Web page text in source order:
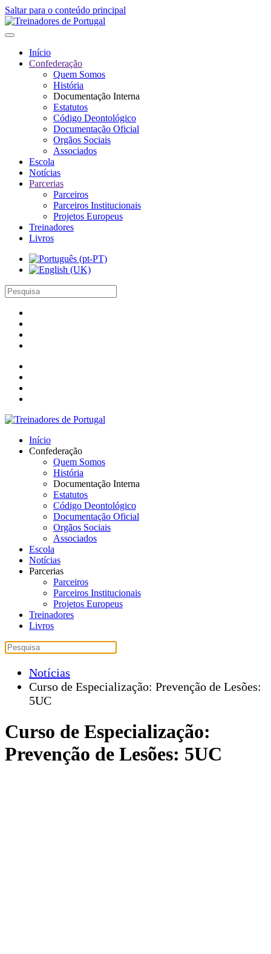
Saltar para o conteúdo principal
Início
Confederação
Quem Somos
História
Documentação Interna
Estatutos
Código Deontológico
Documentação Oficial
Orgãos Sociais
Associados
Escola
Notícias
Parcerias
Parceiros
Parceiros Institucionais
Projetos Europeus
Treinadores
Livros
Início
Confederação
Quem Somos
História
Documentação Interna
Estatutos
Código Deontológico
Documentação Oficial
Orgãos Sociais
Associados
Escola
Notícias
Parcerias
Parceiros
Parceiros Institucionais
Projetos Europeus
Treinadores
Livros
Notícias
Curso de Especialização: Prevenção de Lesões:
5UC
Curso de Especialização:
Prevenção de Lesões: 5UC